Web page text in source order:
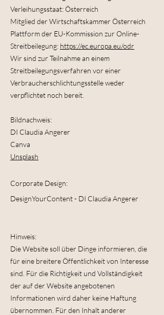
Verleihungsstaat: Österreich
Mitglied der Wirtschaftskammer Österreich
Plattform der EU-Kommission zur Online-
Streitbeilegung: https://ec.europa.eu/odr
Wir sind zur Teilnahme an einem
Streitbeilegungsverfahren vor einer
Verbraucherschlichtungsstelle weder
verpflichtet noch bereit.
Bildnachweis:
DI Claudia Angerer
Canva
Unsplash
Corporate Design:
DesignYourContent - DI Claudia Angerer
Hinweis:
Die Website soll über Dinge informieren, die
für eine breitere Öffentlichkeit von Interesse
sind. Für die Richtigkeit und Vollständigkeit
der auf der Website angebotenen
Informationen wird daher keine Haftung
übernommen. Für den Inhalt anderer